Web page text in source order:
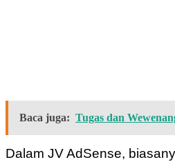
Baca juga: Tugas dan
Dalam JV AdSense,